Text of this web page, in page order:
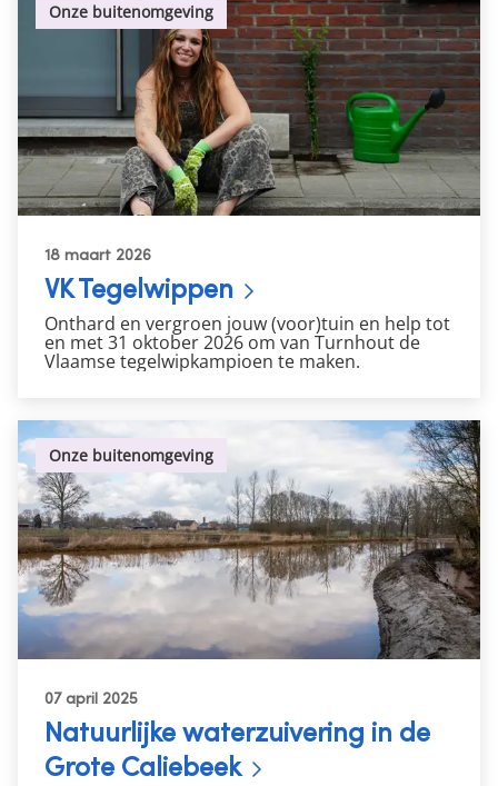
VK Tegelwippen
18 maart 2026
Onze buitenomgeving
Onthard en vergroen jouw (voor)tuin en help tot
en met 31 oktober 2026 om van Turnhout de
Vlaamse tegelwipkampioen te maken.
Natuurlijke waterzuivering in de
Grote Caliebeek
07 april 2025
Onze buitenomgeving